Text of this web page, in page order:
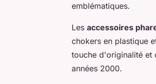
emblématiques.
Les accessoires
chokers en plastique
touche d'originalité et
années 2000.